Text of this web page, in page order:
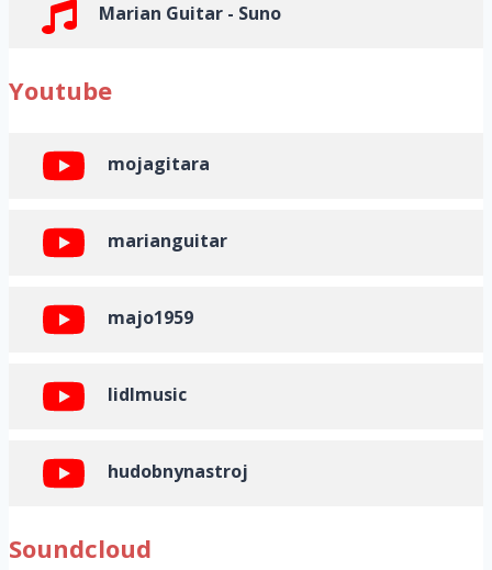
Marian Guitar - Suno
Youtube
mojagitara
marianguitar
majo1959
lidlmusic
hudobnynastroj
Soundcloud